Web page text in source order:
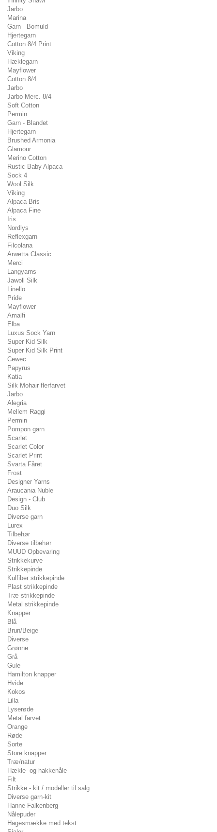
Jarbo
Marina
Garn - Bomuld
Hjertegarn
Cotton 8/4 Print
Viking
Hæklegarn
Mayflower
Cotton 8/4
Jarbo
Jarbo Merc. 8/4
Soft Cotton
Permin
Garn - Blandet
Hjertegarn
Brushed Armonia
Glamour
Merino Cotton
Rustic Baby Alpaca
Sock 4
Wool Silk
Viking
Alpaca Bris
Alpaca Fine
Iris
Nordlys
Reflexgarn
Filcolana
Arwetta Classic
Merci
Langyarns
Jawoll Silk
Linello
Pride
Mayflower
Amalfi
Elba
Luxus Sock Yarn
Super Kid Silk
Super Kid Silk Print
Cewec
Papyrus
Katia
Silk Mohair flerfarvet
Jarbo
Alegria
Mellem Raggi
Permin
Pompon garn
Scarlet
Scarlet Color
Scarlet Print
Svarta Fåret
Frost
Designer Yarns
Araucania Nuble
Design - Club
Duo Silk
Diverse garn
Lurex
Tilbehør
Diverse tilbehør
MUUD Opbevaring
Strikkekurve
Strikkepinde
Kulfiber strikkepinde
Plast strikkepinde
Træ strikkepinde
Metal strikkepinde
Knapper
Blå
Brun/Beige
Diverse
Grønne
Grå
Gule
Hamilton knapper
Hvide
Kokos
Lilla
Lyserøde
Metal farvet
Orange
Røde
Sorte
Store knapper
Træ/natur
Hækle- og hakkenåle
Filt
Strikke - kit / modeller til salg
Diverse garn-kit
Hanne Falkenberg
Nålepuder
Hagesmække med tekst